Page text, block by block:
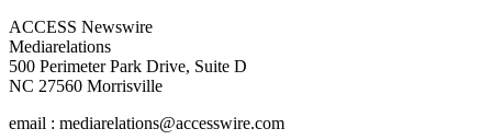
ACCESS Newswire
Mediarelations
500 Perimeter Park Drive, Suite D
NC 27560 Morrisville
email : mediarelations@accesswire.com